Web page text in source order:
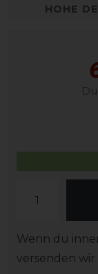
HOHE
Wenn du
versenden